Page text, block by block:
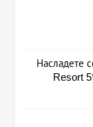
Насладете
Resort